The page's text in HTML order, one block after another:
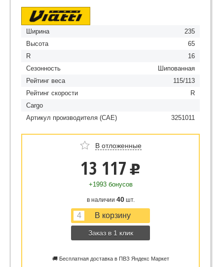
Ширина
235
Высота
65
R
16
Сезонность
Шипованная
Рейтинг веса
115/113
Рейтинг скорости
R
Cargo
Артикул производителя (CAE)
3251011
В отложенные
13 117 u
+1993 бонусов
в наличии 40шт.
Заказ в 1 клик
🚚 Бесплатная доставка в ПВЗ Яндекс Маркет